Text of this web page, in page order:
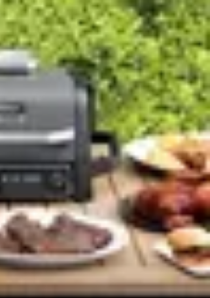
Achat et conservationConseils